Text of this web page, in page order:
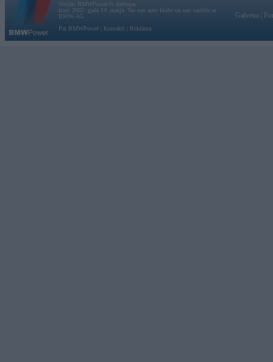
Vortāls BMWPower.lv darbojas
kopš 2002. gada 14. maija. Tas nav auto klubs un nav saistīts ar
BMW AG.
Par BMWPower
Kontakti Reklāma
Galvena